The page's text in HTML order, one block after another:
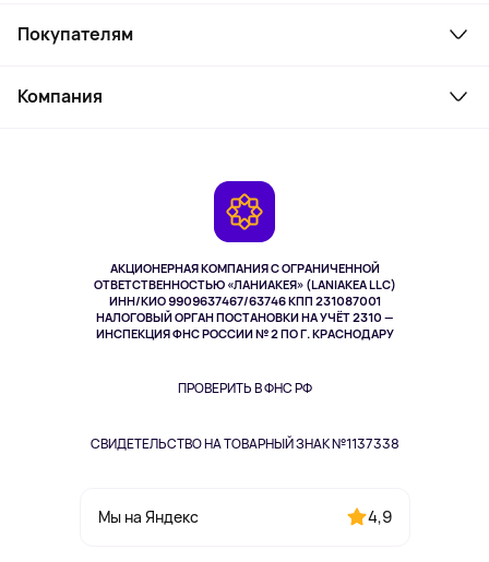
АКЦИОНЕРНАЯ КОМПАНИЯ С ОГРАНИЧЕННОЙ
ОТВЕТСТВЕННОСТЬЮ «ЛАНИАКЕЯ» (LANIAKEA LLC)
ИНН/КИО 9909637467/63746 КПП 231087001
НАЛОГОВЫЙ ОРГАН ПОСТАНОВКИ НА УЧЁТ 2310 —
ИНСПЕКЦИЯ ФНС РОССИИ № 2 ПО Г. КРАСНОДАРУ
ПРОВЕРИТЬ В ФНС РФ
СВИДЕТЕЛЬСТВО НА ТОВАРНЫЙ ЗНАК №1137338
Мы на Яндекс 4,9
Ноутбуки, мониторы, VR
Косметика и уход
Здоровье питомцев
Одежда и аксессуары
Покупателям
Как заказать
Компания